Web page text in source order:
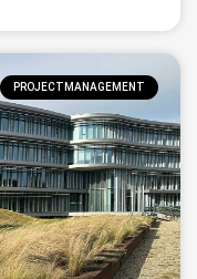
PROJECTMANAGEMENT